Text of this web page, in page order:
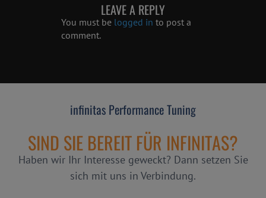
LEAVE A REPLY
You must be logged in to post a
comment.
infinitas Performance Tuning
SIND SIE BEREIT FÜR INFINITAS?
Haben wir Ihr Interesse geweckt? Dann setzen Sie
sich mit uns in Verbindung.